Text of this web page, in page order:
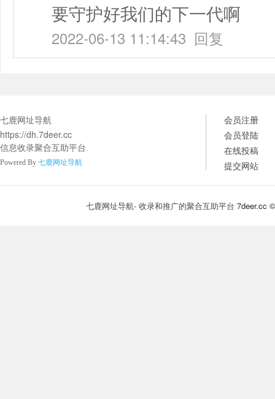
要守护好我们的下一代啊
2022-06-13 11:14:43 回复
七鹿网址导航
https://dh.7deer.cc
信息收录聚合互助平台.
Powered By 七鹿网址导航
会员注册
会员登陆
在线投稿
提交网站
七鹿网址导航- 收录和推广的聚合互助平台 7deer.cc